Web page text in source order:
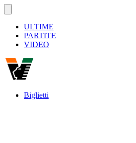
ULTIME
PARTITE
VIDEO
Biglietti